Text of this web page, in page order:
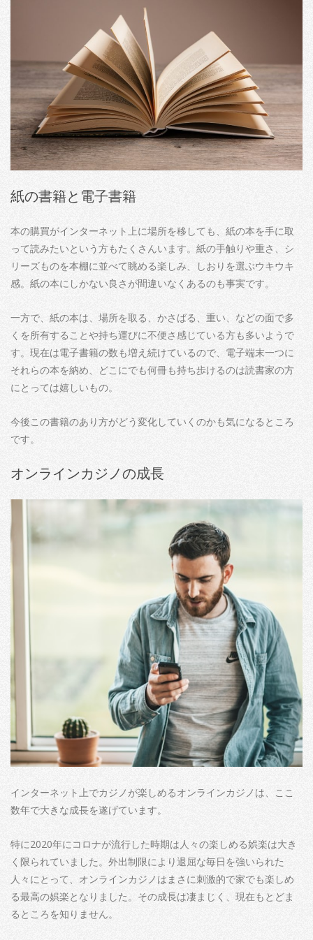
紙の書籍と電子書籍
本の購買がインターネット上に場所を移しても、紙の本を手に取
って読みたいという方もたくさんいます。紙の手触りや重さ、シ
リーズものを本棚に並べて眺める楽しみ、しおりを選ぶウキウキ
感。紙の本にしかない良さが間違いなくあるのも事実です。
一方で、紙の本は、場所を取る、かさばる、重い、などの面で多
くを所有することや持ち運びに不便さ感じている方も多いようで
す。現在は電子書籍の数も増え続けているので、電子端末一つに
それらの本を納め、どこにでも何冊も持ち歩けるのは読書家の方
にとっては嬉しいもの。
今後この書籍のあり方がどう変化していくのかも気になるところ
です。
オンラインカジノの成長
インターネット上でカジノが楽しめるオンラインカジノは、ここ
数年で大きな成長を遂げています。
特に2020年にコロナが流行した時期は人々の楽しめる娯楽は大き
く限られていました。外出制限により退屈な毎日を強いられた
人々にとって、オンラインカジノはまさに刺激的で家でも楽しめ
る最高の娯楽となりました。その成長は凄まじく、現在もとどま
るところを知りません。